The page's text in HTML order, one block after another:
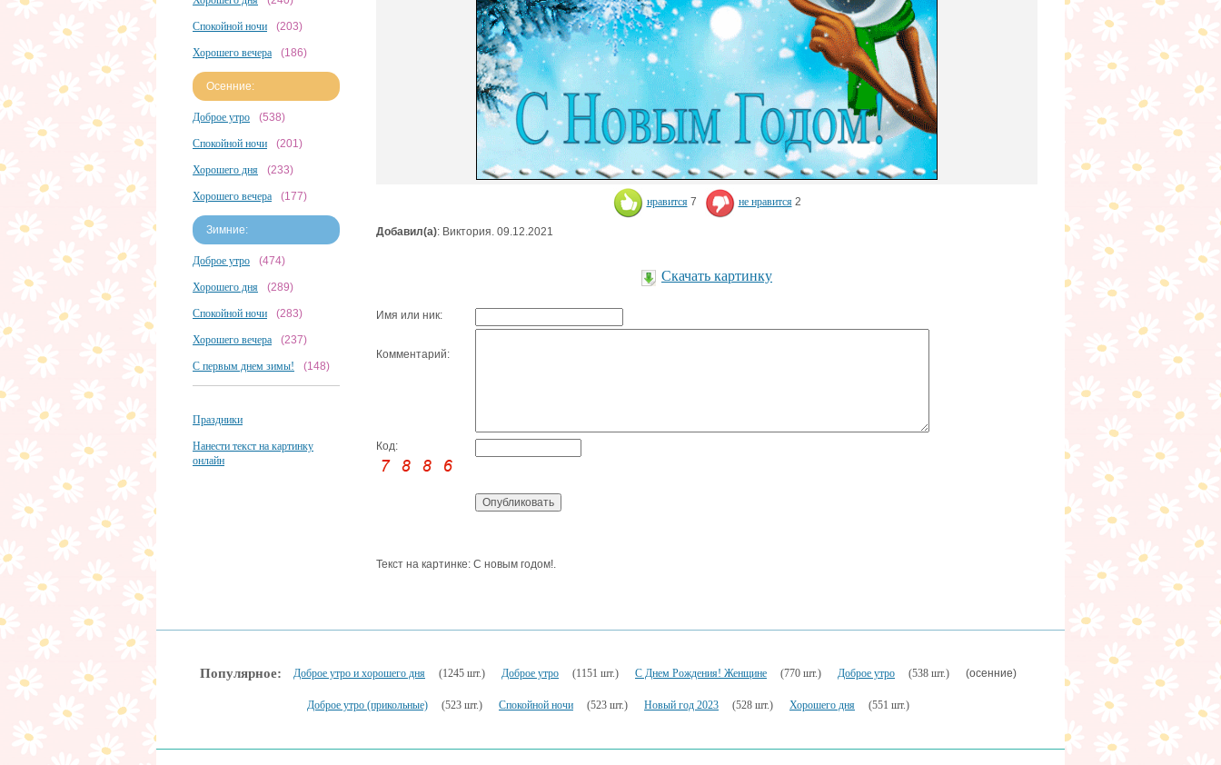
Спокойной ночи (203)
Хорошего вечера (186)
Осенние:
Доброе утро (538)
Спокойной ночи (201)
Хорошего дня (233)
Хорошего вечера (177)
Зимние:
Доброе утро (474)
Хорошего дня (289)
Спокойной ночи (283)
Хорошего вечера (237)
С первым днем зимы! (148)
Праздники
Нанести текст на картинку
онлайн
нравится 7 не нравится 2
Добавил(а): Виктория. 09.12.2021
Скачать картинку
Имя или ник:
Комментарий:
Код:
Текст на картинке: С новым годом!.
Популярное: Доброе утро и хорошего дня (1245 шт.) Доброе утро (1151 шт.) С Днем Рождения! Женщине (770 шт.) Доброе утро (538 шт.) (осенние)
Доброе утро (прикольные) (523 шт.) Спокойной ночи (523 шт.) Новый год 2023 (528 шт.) Хорошего дня (551 шт.)